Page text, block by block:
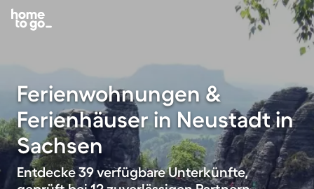
Ferienwohnungen &
Ferienhäuser in Neustadt in
Sachsen
Entdecke 39 verfügbare Unterkünfte,